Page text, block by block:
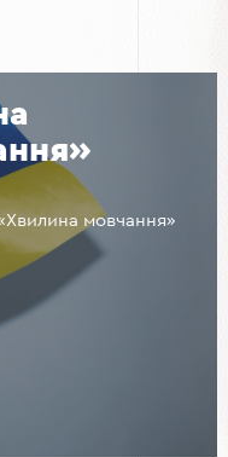
вашої компанії в
підвищує довіру та
мовчання»